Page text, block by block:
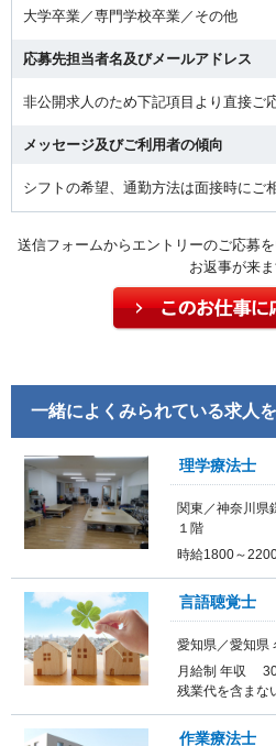
大学卒業／専門学校卒業／その他
応募先担当者名及びメールアドレス
非公開求人のため下記項目より直接ご
メッセージ及びご利用者の傾向
シフトの希望、通勤方法は面接時にご
送信フォームからエントリーのご応募
お返事が来ま
一緒によくみられている求人
理学療法士
関東／神奈川
１階
時給1800～
言語聴覚士
愛知県／愛知県
月給制 年収
残業代を含まな
作業療法士